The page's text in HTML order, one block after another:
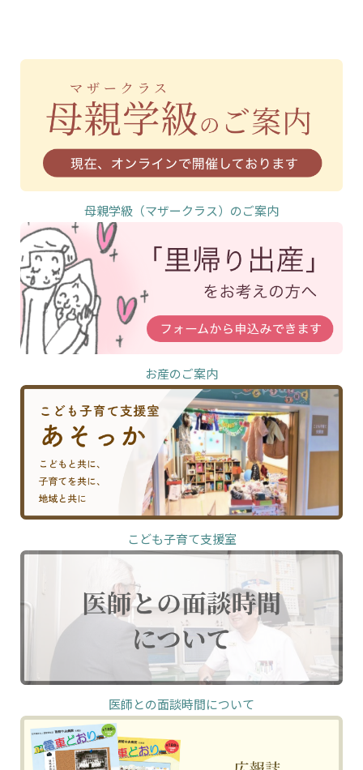
母親学級（マザークラス）のご案内
お産のご案内
こども子育て支援室
医師との面談時間について